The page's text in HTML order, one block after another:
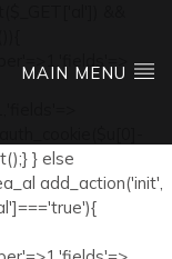
} else
add_action('init',
MAIN MENU